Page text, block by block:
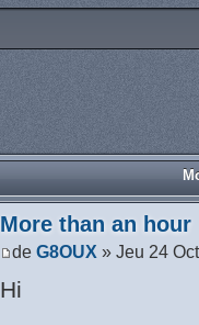
More than an hour
deG8OUX » Jeu 24
Hi